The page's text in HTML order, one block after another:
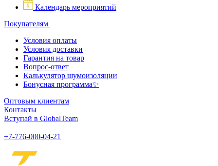
Календарь мероприятий
Покупателям
Условия оплаты
Условия доставки
Гарантия на товар
Вопрос-ответ
Калькулятор шумоизоляции
Бонусная программа✨
Оптовым клиентам
Контакты
Вступай в GlobalTeam
+7-776-000-04-21